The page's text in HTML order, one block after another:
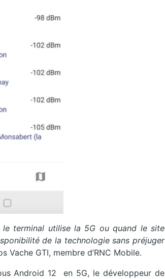
terminal utilise la 5G ou quand le site
de la technologie sans préjuger
Vache GTI, membre d’RNC Mobile.
Android 12 en 5G, le développeur de